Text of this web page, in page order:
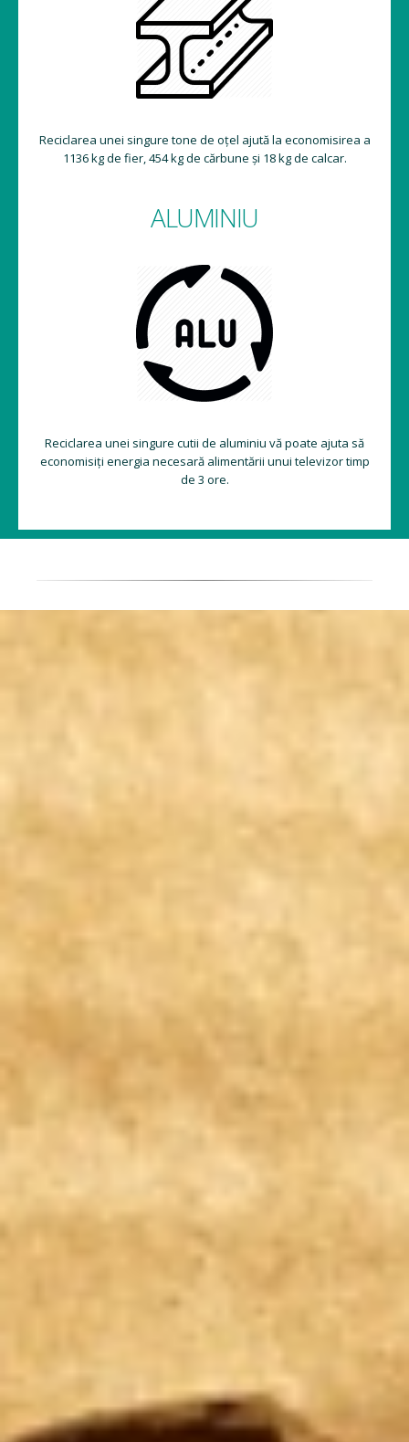
Reciclarea unei singure tone de oțel ajută la economisirea a
1136 kg de fier, 454 kg de cărbune și 18 kg de calcar.
ALUMINIU
Reciclarea unei singure cutii de aluminiu vă poate ajuta să
economisiți energia necesară alimentării unui televizor timp
de 3 ore.